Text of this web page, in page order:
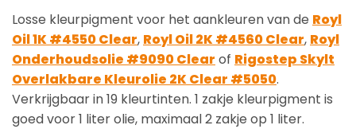
Losse kleurpigment voor het aankleuren van de Royl
Oil 1K #4550 Clear, Royl Oil 2K #4560 Clear, Royl
Onderhoudsolie #9090 Clear of Rigostep Skylt
Overlakbare Kleurolie 2K Clear #5050.
Verkrijgbaar in 19 kleurtinten. 1 zakje kleurpigment is
goed voor 1 liter olie, maximaal 2 zakje op 1 liter.